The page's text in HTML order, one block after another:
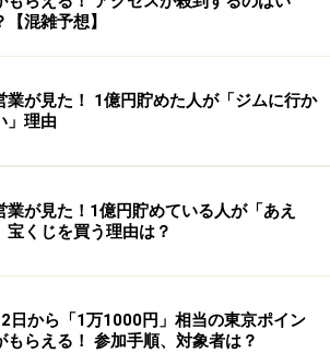
け貯め込んで、使わないなんてカッ
ころにもお金を使わないで、貯めるだ
人はカッコ悪いかもしれません。自己
め込んでいる人がいたら、がっかりし
。ですが、真の「貯まる快感」を知っ
というときにそのお金をしっかり使え
越し、転職、独立開業、憧れのもの
る程度まとまったお金がないとでき
り貯めているからこそかなえられる
【混雑予想】
業が見た！ 1億円貯めた人が「ジムに行か
」理由
業が見た！1億円貯めている人が「あえ
宝くじを買う理由は？
日から「1万1000円」相当の東京ポイン
もらえる！ 参加手順、対象者は？